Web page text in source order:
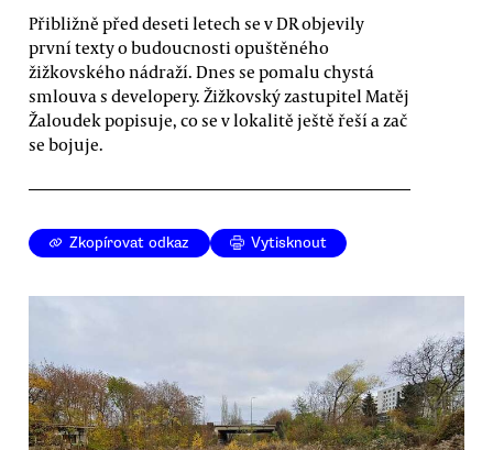
Přibližně před deseti letech se v DR objevily
první texty o budoucnosti opuštěného
žižkovského nádraží. Dnes se pomalu chystá
smlouva s developery. Žižkovský zastupitel Matěj
Žaloudek popisuje, co se v lokalitě ještě řeší a zač
se bojuje.
Zkopírovat odkaz Vytisknout